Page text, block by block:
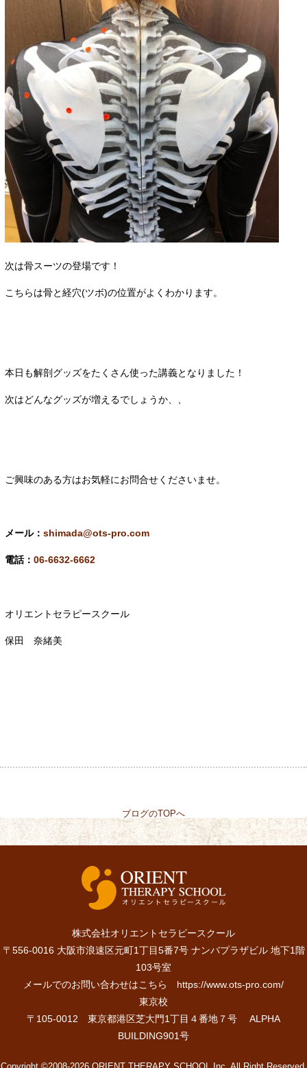
次は骨スーツの登場です！
こちらは骨と経穴(ツボ)の位置がよくわかります。
本日も解剖グッズをたくさん使った講義となりました！
次はどんなグッズが増えるでしょうか、、
ご興味のある方はお気軽にお問合せくださいませ。
メール： shimada@ots-pro.com
電話： 06-6632-6662
オリエントセラピースクール
保田 奈緒美
ブログのTOPへ
株式会社オリエントセラピースクール
〒556-0016 大阪市浪速区元町1丁目5番7号 ナンバプラザビル 地下1階
103号室
メールでのお問い合わせはこちら
https://www.ots-pro.com/
東京校
〒105-0012 東京都港区芝大門1丁目４番地７号 ALPHA
BUILDING901号